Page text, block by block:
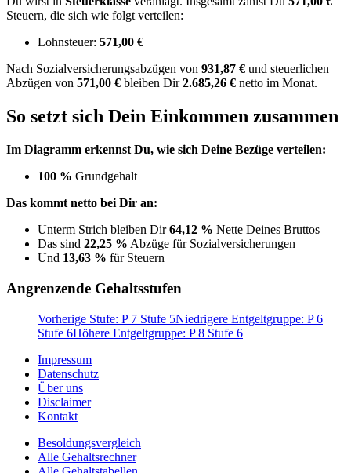
Steuern, die sich wie folgt verteilen:
Lohnsteuer: 571,00 €
Nach Sozialversicherungsabzügen von 931,87 € und steuerlichen
Abzügen von 571,00 € bleiben Dir2.685,26 € netto im Monat.
So setzt sich Dein Einkommen zusammen
Im Diagramm erkennst Du, wie sich Deine Bezüge verteilen:
100 % Grundgehalt
Das kommt netto bei Dir an:
Unterm Strich bleiben Dir64,12 % Nette Deines Bruttos
Das sind 22,25 % Abzüge für Sozialversicherungen
Und 13,63 % für Steuern
Angrenzende Gehaltsstufen
Vorherige Stufe: P 7 Stufe 5Niedrigere Entgeltgruppe: P 6
Stufe 6Höhere Entgeltgruppe: P 8 Stufe 6
Impressum
Datenschutz
Über uns
Disclaimer
Kontakt
Besoldungsvergleich
Alle Gehaltsrechner